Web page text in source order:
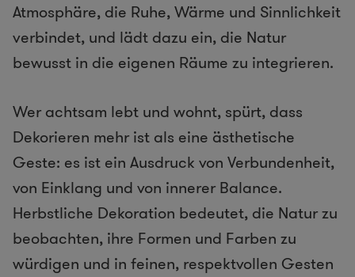
Atmosphäre, die Ruhe, Wärme und Sinnlichkeit
verbindet, und lädt dazu ein, die Natur
bewusst in die eigenen Räume zu integrieren.
Wer achtsam lebt und wohnt, spürt, dass
Dekorieren mehr ist als eine ästhetische
Geste: es ist ein Ausdruck von Verbundenheit,
von Einklang und von innerer Balance.
Herbstliche Dekoration bedeutet, die Natur zu
beobachten, ihre Formen und Farben zu
würdigen und in feinen, respektvollen Gesten